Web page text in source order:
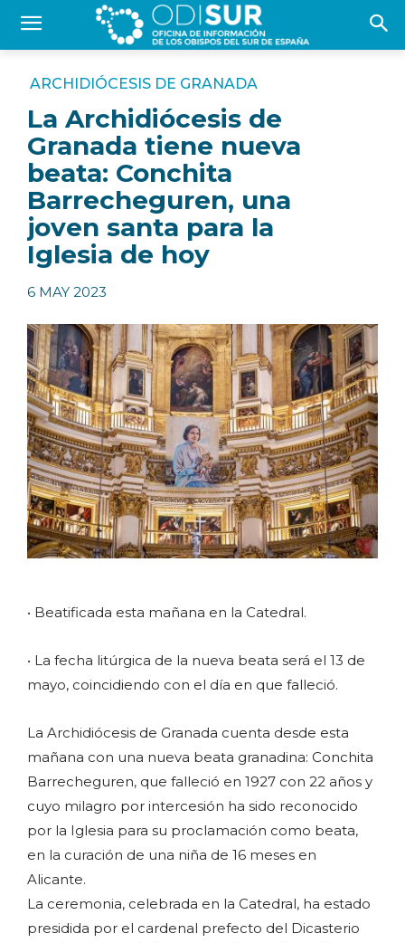
ARCHIDIÓCESIS DE GRANADA
La Archidiócesis de
Granada tiene nueva
beata: Conchita
Barrecheguren, una
joven santa para la
Iglesia de hoy
6 MAY 2023
• Beatificada esta mañana en la Catedral.
• La fecha litúrgica de la nueva beata será el 13 de
mayo, coincidiendo con el día en que falleció.
La Archidiócesis de Granada cuenta desde esta
mañana con una nueva beata granadina: Conchita
Barrecheguren, que falleció en 1927 con 22 años y
cuyo milagro por intercesión ha sido reconocido
por la Iglesia para su proclamación como beata,
en la curación de una niña de 16 meses en
Alicante.
La ceremonia, celebrada en la Catedral, ha estado
presidida por el cardenal prefecto del Dicasterio